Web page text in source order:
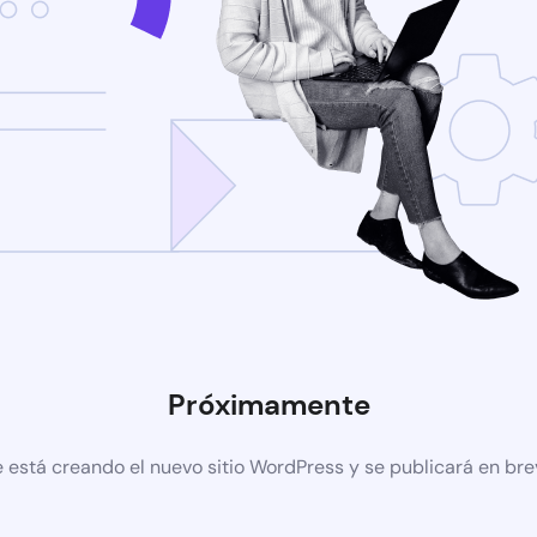
Próximamente
está creando el nuevo sitio WordPress y se publicará en